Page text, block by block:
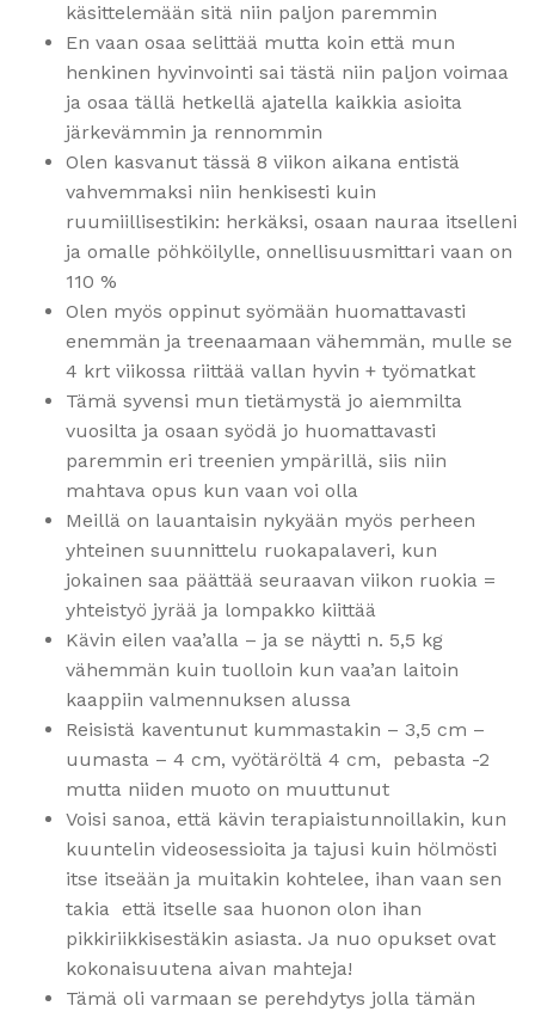
käsittelemään sitä niin paljon paremmin
En vaan osaa selittää mutta koin että mun
henkinen hyvinvointi sai tästä niin paljon voimaa
ja osaa tällä hetkellä ajatella kaikkia asioita
järkevämmin ja rennommin
Olen kasvanut tässä 8 viikon aikana entistä
vahvemmaksi niin henkisesti kuin
ruumiillisestikin: herkäksi, osaan nauraa itselleni
ja omalle pöhköilylle, onnellisuusmittari vaan on
110 %
Olen myös oppinut syömään huomattavasti
enemmän ja treenaamaan vähemmän, mulle se
4 krt viikossa riittää vallan hyvin + työmatkat
Tämä syvensi mun tietämystä jo aiemmilta
vuosilta ja osaan syödä jo huomattavasti
paremmin eri treenien ympärillä, siis niin
mahtava opus kun vaan voi olla
Meillä on lauantaisin nykyään myös perheen
yhteinen suunnittelu ruokapalaveri, kun
jokainen saa päättää seuraavan viikon ruokia =
yhteistyö jyrää ja lompakko kiittää
Kävin eilen vaa’alla – ja se näytti n. 5,5 kg
vähemmän kuin tuolloin kun vaa’an laitoin
kaappiin valmennuksen alussa
Reisistä kaventunut kummastakin – 3,5 cm –
uumasta – 4 cm, vyötäröltä 4 cm, pebasta -2
mutta niiden muoto on muuttunut
Voisi sanoa, että kävin terapiaistunnoillakin, kun
kuuntelin videosessioita ja tajusi kuin hölmösti
itse itseään ja muitakin kohtelee, ihan vaan sen
takia että itselle saa huonon olon ihan
pikkiriikkisestäkin asiasta. Ja nuo opukset ovat
kokonaisuutena aivan mahteja!
Tämä oli varmaan se perehdytys jolla tämän